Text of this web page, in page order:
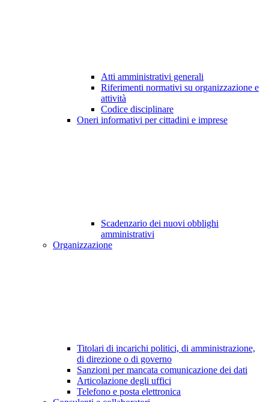
Atti amministrativi generali
Riferimenti normativi su organizzazione e
attività
Codice disciplinare
Oneri informativi per cittadini e imprese
Scadenzario dei nuovi obblighi
amministrativi
Organizzazione
Titolari di incarichi politici, di amministrazione,
di direzione o di governo
Sanzioni per mancata comunicazione dei dati
Articolazione degli uffici
Telefono e posta elettronica